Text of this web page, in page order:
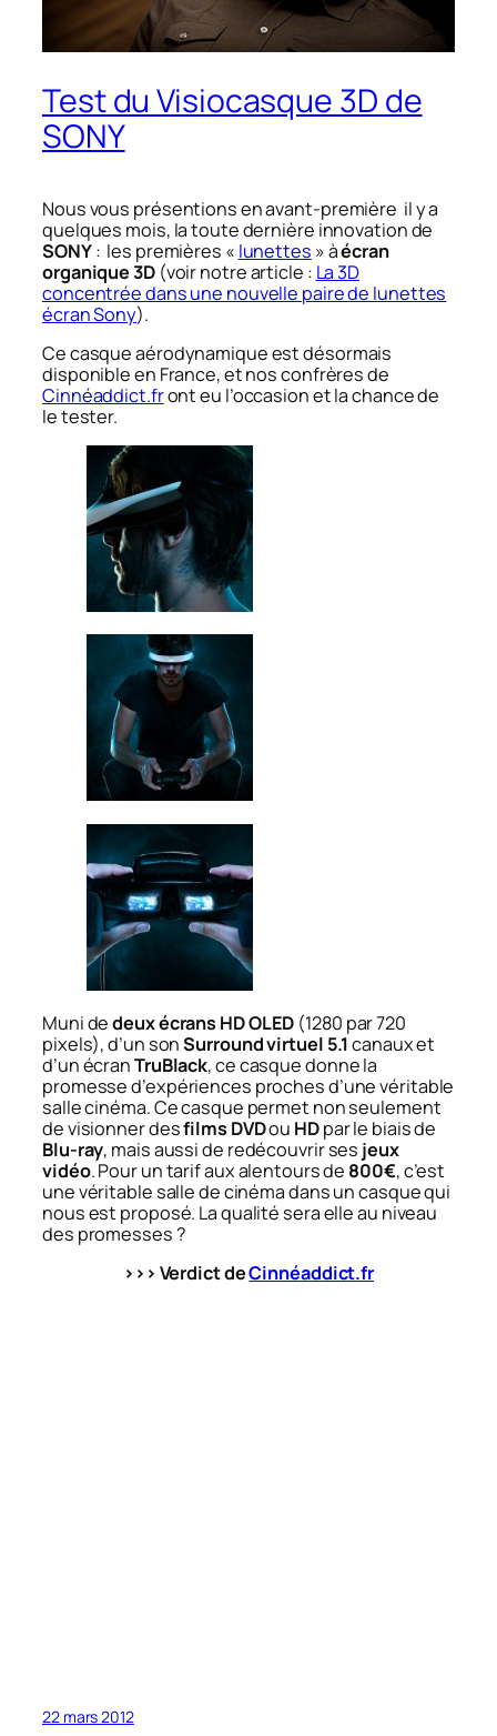
Test du Visiocasque 3D de
SONY
Nous vous présentions en avant-première il y a
quelques mois, la toute dernière innovation de
SONY: les premières « lunettes » àécran
organique 3D (voir notre article : La 3D
concentrée dans une nouvelle paire de lunettes
écran Sony).
Ce casque aérodynamique est désormais
disponible en France, et nos confrères de
Cinnéaddict.front eu l’occasion et la chance de
le tester.
Muni dedeux écrans HD OLED (1280 par 720
pixels), d’un sonSurround virtuel 5.1canaux et
d’un écranTruBlack, ce casque donne la
promesse d’expériences proches d’une véritable
salle cinéma. Ce casque permet non seulement
de visionner desfilms DVDou HDpar le biais de
Blu-ray, mais aussi de redécouvrir ses jeux
vidéo. Pour un tarif aux alentours de 800€, c’est
une véritable salle de cinéma dans un casque qui
nous est proposé. La qualité sera elle au niveau
des promesses ?
>>> Verdict deCinnéaddict.fr
22 mars 2012